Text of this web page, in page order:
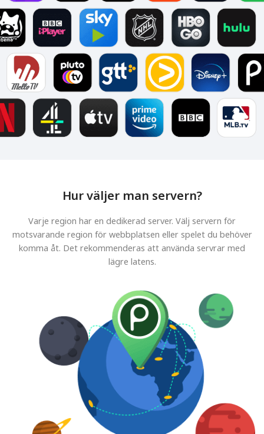
Hur väljer man servern?
Varje region har en dedikerad server. Välj servern för
motsvarande region för webbplatsen eller spelet du behöver
komma åt. Det rekommenderas att använda servrar med
lägre latens.